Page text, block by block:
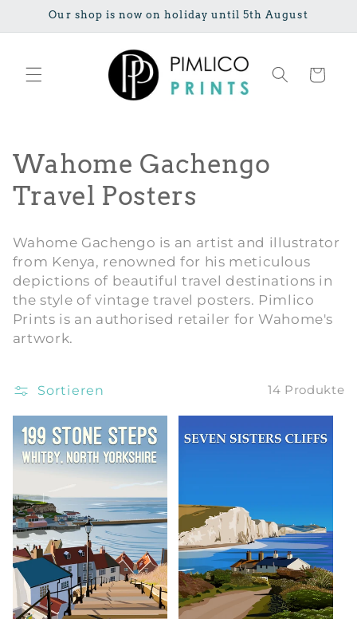
Direkt zumOur shop is now on holiday until 5th August
Warenkorb
K
a
e
g
o
i
e
:
Wahome Gachengo
Travel Posters
Wahome Gachengo is an artist and illustrator
from Kenya, renowned for his meticulous
depictions of beautiful travel destinations in
the style of vintage travel posters. Pimlico
Prints is an authorised retailer for Wahome's
artwork.
Sortieren 14 Produkte